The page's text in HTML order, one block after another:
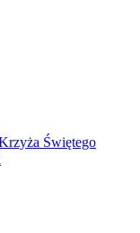
Świętego